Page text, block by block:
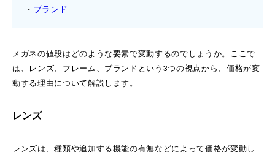
ブランド
メガネの値段はどのような要素で変動するのでしょうか。ここで
は、レンズ、フレーム、ブランドという3つの視点から、価格が変
動する理由について解説します。
レンズ
レンズは、種類や追加する機能の有無などによって価格が変動し